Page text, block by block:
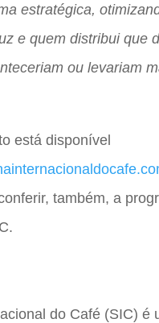
estratégica,
e quem distribui que
ou levariam
está disponível
também, a
do Café (SIC) é